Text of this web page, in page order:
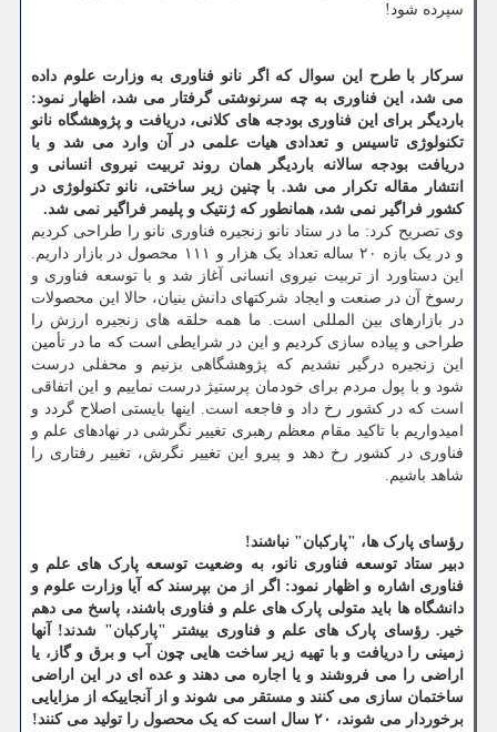
سپرده شود!
سرکار با طرح این سوال که اگر نانو فناوری به وزارت علوم داده
می شد، این فناوری به چه سرنوشتی گرفتار می شد، اظهار نمود:
باردیگر برای این فناوری بودجه های کلانی، دریافت و پژوهشگاه نانو
تکنولوژی تاسیس و تعدادی هیات علمی در آن وارد می شد و با
دریافت بودجه سالانه باردیگر همان روند تربیت نیروی انسانی و
انتشار مقاله تکرار می شد. با چنین زیر ساختی، نانو تکنولوژی در
کشور فراگیر نمی شد، همانطور که ژنتیک و پلیمر فراگیر نمی شد.
وی تصریح کرد: ما در ستاد نانو زنجیره فناوری نانو را طراحی کردیم
و در یک بازه ۲۰ ساله تعداد یک هزار و ۱۱۱ محصول در بازار داریم.
این دستاورد از تربیت نیروی انسانی آغاز شد و با توسعه فناوری و
رسوخ آن در صنعت و ایجاد شرکتهای دانش بنیان، حالا این محصولات
در بازارهای بین المللی است. ما همه حلقه های زنجیره ارزش را
طراحی و پیاده سازی کردیم و این در شرایطی است که ما در تأمین
این زنجیره درگیر نشدیم که پژوهشگاهی بزنیم و محفلی درست
شود و با پول مردم برای خودمان پرستیژ درست نماییم و این اتفاقی
است که در کشور رخ داد و فاجعه است. اینها بایستی اصلاح گردد و
امیدواریم با تاکید مقام معظم رهبری تغییر نگرشی در نهادهای علم و
فناوری در کشور رخ دهد و پیرو این تغییر نگرش، تغییر رفتاری را
شاهد باشیم.
رؤسای پارک ها، "پارکبان" نباشند!
دبیر ستاد توسعه فناوری نانو، به وضعیت توسعه پارک های علم و
فناوری اشاره و اظهار نمود: اگر از من بپرسند که آیا وزارت علوم و
دانشگاه ها باید متولی پارک های علم و فناوری باشند، پاسخ می دهم
خیر. رؤسای پارک های علم و فناوری بیشتر "پارکبان" شدند! آنها
زمینی را دریافت و با تهیه زیر ساخت هایی چون آب و برق و گاز، یا
اراضی را می فروشند و یا اجاره می دهند و عده ای در این اراضی
ساختمان سازی می کنند و مستقر می شوند و از آنجاییکه از مزایایی
برخوردار می شوند، ۲۰ سال است که یک محصول را تولید می کنند!